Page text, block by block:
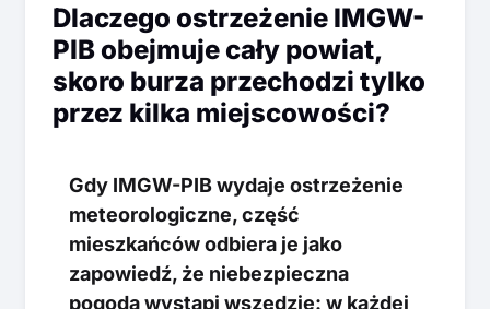
Dlaczego ostrzeżenie IMGW-
PIB obejmuje cały powiat,
skoro burza przechodzi tylko
przez kilka miejscowości?
Gdy IMGW-PIB wydaje ostrzeżenie
meteorologiczne, część
mieszkańców odbiera je jako
zapowiedź, że niebezpieczna
pogoda wystąpi wszędzie: w każdej